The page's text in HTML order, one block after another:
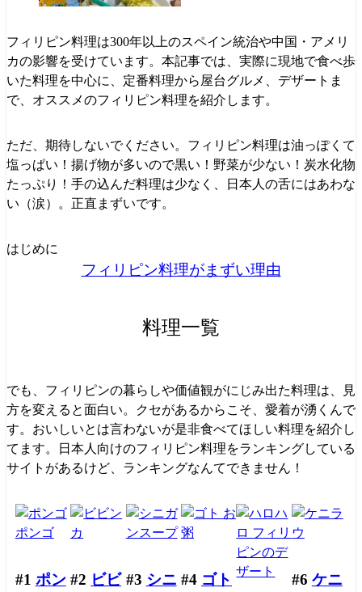
フィリピン料理は300年以上のスペイン統治や中国・アメリ
カの影響を受けています。本記事では、実際に現地で食べ歩
いた料理を中心に、定番料理から屋台グルメ、デザートま
で、オススメのフィリピン料理を紹介します。
ただ、期待しないでください。フィリピン料理は油っぽくて
塩っぱい！揚げ物が多いので黒い！野菜が少ない！炭水化物
たっぷり！手の込んだ料理は少なく、日本人の舌にはあわな
い（涙）。正直まずいです。
はじめに
フィリピン料理がまずい理由
料理一覧
でも、フィリピンの暮らしや価値観がにじみ出た料理は、見
方を変えると面白い。クセがあるからこそ、愛着が湧くんで
す。おいしいとは言わないが是非食べてほしい料理を紹介し
てます。日本人向けのフィリピン料理をランキングしている
サイトがあるけど、ランキングなんてできません！
#1 ポン #2 ビビ #3 シニ #4 ゴト #6 ケニ